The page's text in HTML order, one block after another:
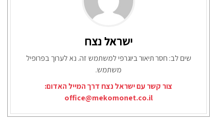
ישראל נצח
שים לב: חסר תיאור ביוגרפי למשתמש זה. נא לערוך בפרופיל
משתמש.
צור קשר עם ישראל נצח דרך המייל האדום:
office@mekomonet.co.il